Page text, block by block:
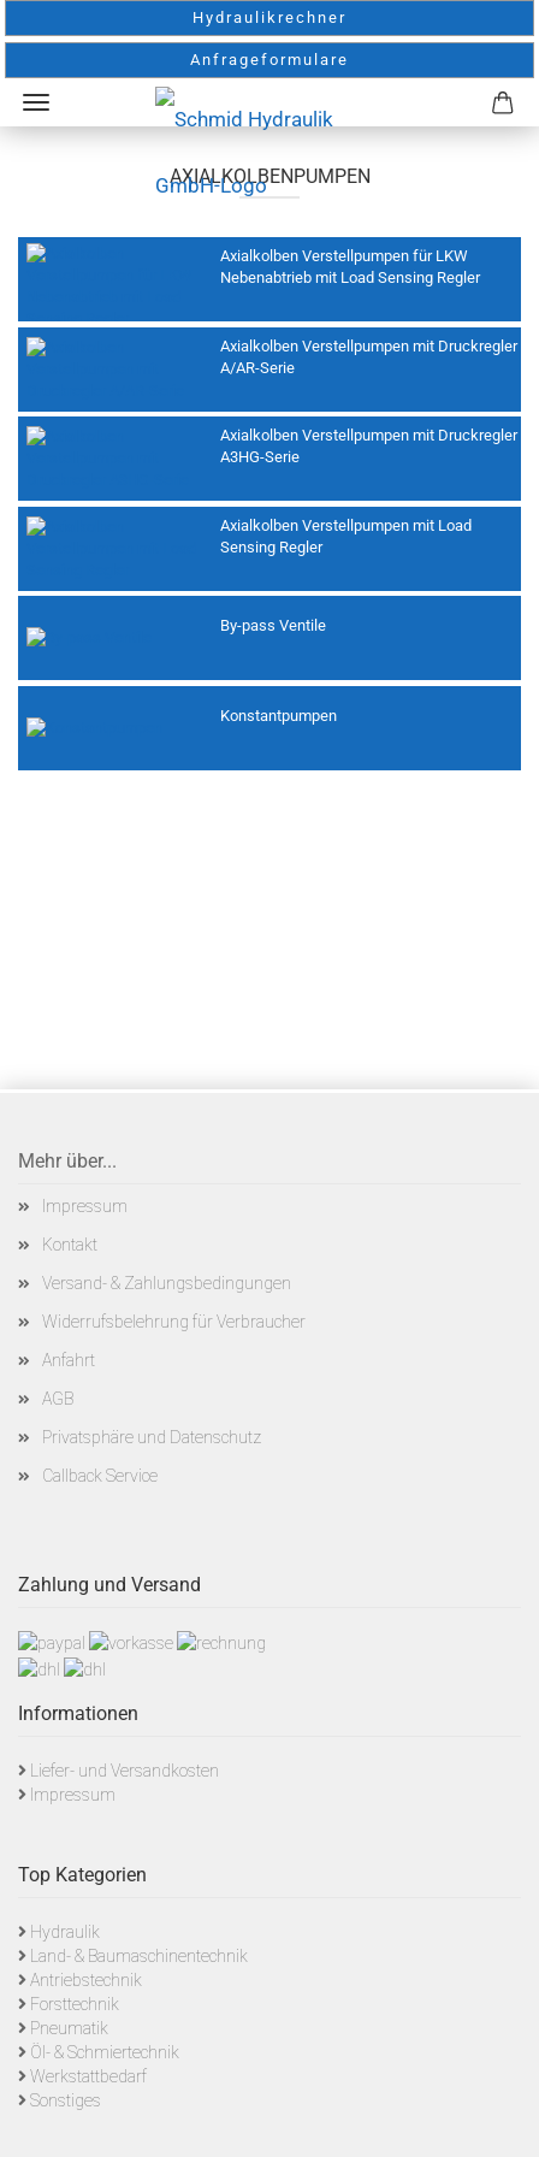
Hydraulikrechner
Anfrageformulare
AXIALKOLBENPUMPEN
Axialkolben Verstellpumpen für LKW
Nebenabtrieb mit Load Sensing Regler
Axialkolben Verstellpumpen mit Druckregler
A/AR-Serie
Axialkolben Verstellpumpen mit Druckregler
A3HG-Serie
Axialkolben Verstellpumpen mit Load
Sensing Regler
By-pass Ventile
Konstantpumpen
Mehr über...
Impressum
Kontakt
Versand- & Zahlungsbedingungen
Widerrufsbelehrung für Verbraucher
Anfahrt
AGB
Privatsphäre und Datenschutz
Callback Service
Zahlung und Versand
Informationen
Liefer- und Versandkosten
Impressum
Top Kategorien
Hydraulik
Land- & Baumaschinentechnik
Antriebstechnik
Forsttechnik
Pneumatik
Öl- & Schmiertechnik
Werkstattbedarf
Sonstiges